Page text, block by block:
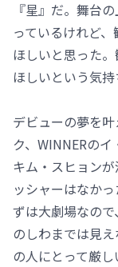
『星』だ。舞台
っているけれど
ほしいと思った
ほしいという気持
デビューの夢を
ク、WINNERの
キム・スヒョン
ッシャーはなか
ずは大劇場なの
のしわまでは見
の人にとって厳